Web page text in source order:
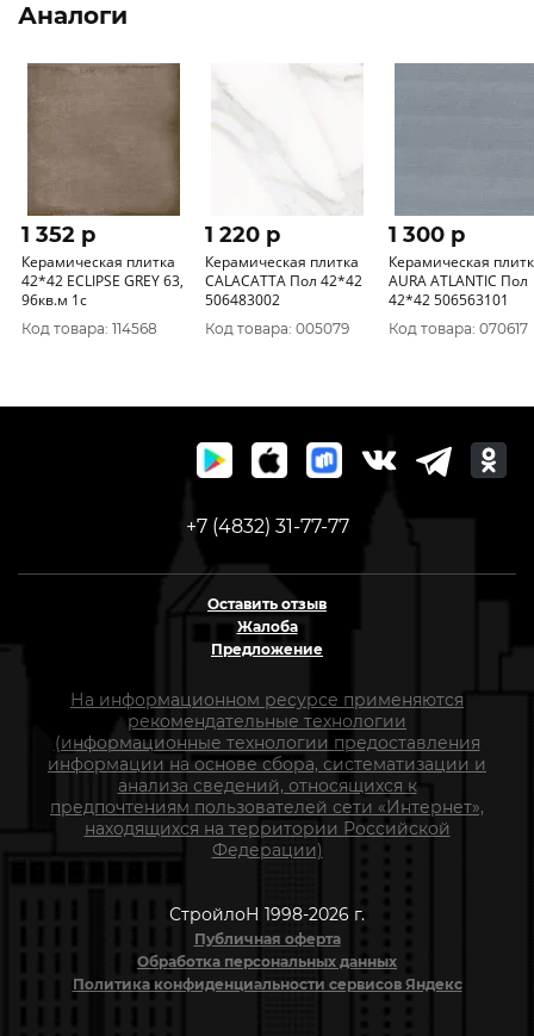
Аналоги
1 352 p
Керамическая плитка
42*42 ECLIPSE GREY 63,
96кв.м 1с
Код товара: 114568
1 220 p
Керамическая плитка
CALACATTA Пол 42*42
506483002
Код товара: 005079
1 300 p
Керамическая
AURA ATLANTIC Пол
42*42 506563101
Код товара: 070617
+7 (4832) 31-77-77
Оставить отзыв
Жалоба
Предложение
На информационном ресурсе применяются
рекомендательные технологии
(информационные технологии предоставления
информации на основе сбора, систематизации и
анализа сведений, относящихся к
предпочтениям пользователей сети «Интернет»,
находящихся на территории Российской
Федерации)
СтройлоН 1998-2026 г.
Публичная оферта
Обработка персональных данных
Политика конфиденциальности сервисов Яндекс